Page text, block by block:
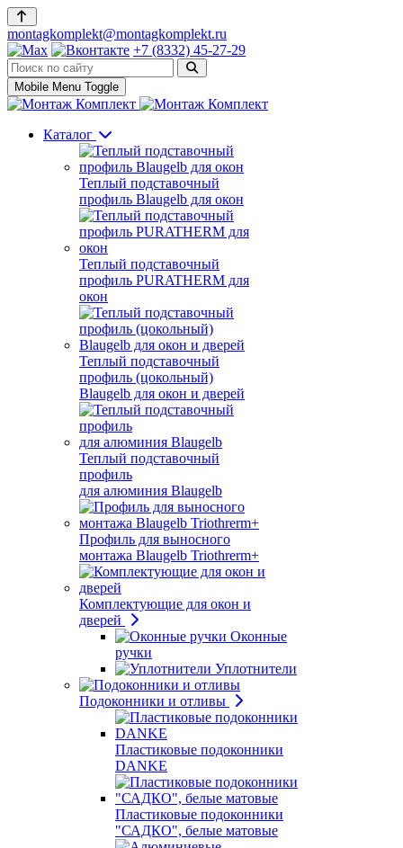
montagkomplekt@montagkomplekt.ru
+7 (8332) 45-27-29
Mobile Menu Toggle
Каталог
Теплый подставочный
профиль Blaugelb для окон
Теплый подставочный
профиль PURATHERM для
окон
Теплый подставочный
профиль (цокольный)
Blaugelb для окон и дверей
Теплый подставочный
профиль
для алюминия Blaugelb
Профиль для выносного
монтажа Blaugelb Triothrerm+
Комплектующие для окон и
дверей
Оконные
ручки
Уплотнители
Подоконники и отливы
Пластиковые подоконники
DANKE
Пластиковые подоконники
"САДКО", белые матовые